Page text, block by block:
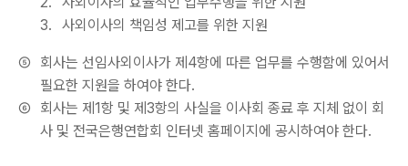
3.
사외이사의 책임성 제고를 위한 지원
⑤
회사는 선임사외이사가 제4항에 따른 업무를 수행함에 있어서
필요한 지원을 하여야 한다.
⑥
회사는 제1항 및 제3항의 사실을 이사회 종료 후 지체 없이 회
사 및 전국은행연합회 인터넷 홈페이지에 공시하여야 한다.